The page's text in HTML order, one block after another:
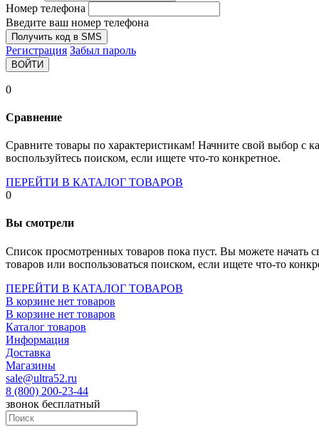
Socket-2066
Socket-775
Socket-fm2
Socket-am4
Socket- intel s1151
Socket- intel s2066
Socket- intel s1700
Номер телефона
Введите ваш номер телефона
Получить код в SMS
Регистрация Забыл пароль
ВОЙТИ
0
Сравнение
Сравните товары по характеристикам! Начните свой выбор с
воспользуйтесь поиском, если ищете что-то конкретное.
ПЕРЕЙТИ В КАТАЛОГ ТОВАРОВ
0
Вы смотрели
Список просмотренных товаров пока пуст. Вы можете начать
товаров или воспользоваться поиском, если ищете что-то
ПЕРЕЙТИ В КАТАЛОГ ТОВАРОВ
В корзине нет товаров
В корзине нет товаров
Каталог товаров
Информация
Доставка
Магазины
sale@ultra52.ru
8 (800) 200-23-44
звонок бесплатный